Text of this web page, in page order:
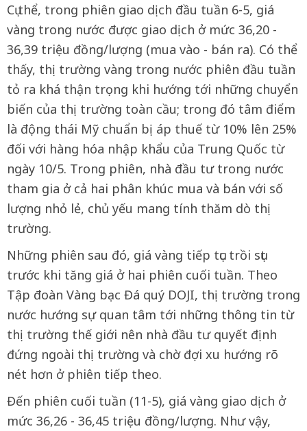
Cụ thể, trong phiên giao dịch đầu tuần 6-5, giá
vàng trong nước được giao dịch ở mức 36,20 -
36,39 triệu đồng/lượng (mua vào - bán ra). Có thể
thấy, thị trường vàng trong nước phiên đầu tuần
tỏ ra khá thận trọng khi hướng tới những chuyển
biến của thị trường toàn cầu; trong đó tâm điểm
là động thái Mỹ chuẩn bị áp thuế từ 10% lên 25%
đối với hàng hóa nhập khẩu của Trung Quốc từ
ngày 10/5. Trong phiên, nhà đầu tư trong nước
tham gia ở cả hai phân khúc mua và bán với số
lượng nhỏ lẻ, chủ yếu mang tính thăm dò thị
trường.
Những phiên sau đó, giá vàng tiếp tục trồi sụt
trước khi tăng giá ở hai phiên cuối tuần. Theo
Tập đoàn Vàng bạc Đá quý DOJI, thị trường trong
nước hướng sự quan tâm tới những thông tin từ
thị trường thế giới nên nhà đầu tư quyết định
đứng ngoài thị trường và chờ đợi xu hướng rõ
nét hơn ở phiên tiếp theo.
Đến phiên cuối tuần (11-5), giá vàng giao dịch ở
mức 36,26 - 36,45 triệu đồng/lượng. Như vậy,